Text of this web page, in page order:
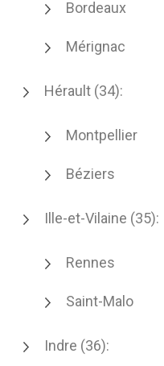
Bordeaux
Mérignac
Hérault (34):
Montpellier
Béziers
Ille-et-Vilaine (35):
Rennes
Saint-Malo
Indre (36):